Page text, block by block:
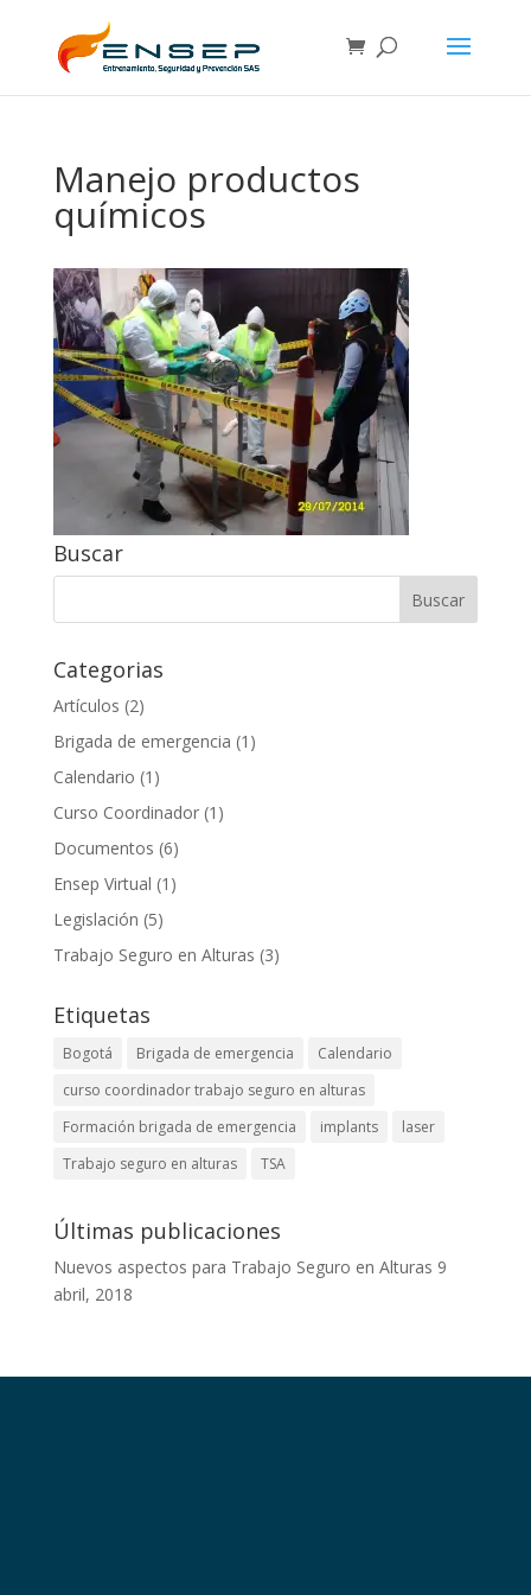
Manejo productos
químicos
Buscar
Categorias
Artículos (2)
Brigada de emergencia (1)
Calendario (1)
Curso Coordinador(1)
Documentos (6)
Ensep Virtual (1)
Legislación (5)
Trabajo Seguro en Alturas (3)
Etiquetas
Bogotá Brigada de emergencia
Calendario
curso coordinador trabajo seguro en alturas
Formación brigada de emergencia
implants
laser
Trabajo seguro en alturas
TSA
Últimas publicaciones
Nuevos aspectos para Trabajo Seguro en Alturas 9
abril, 2018